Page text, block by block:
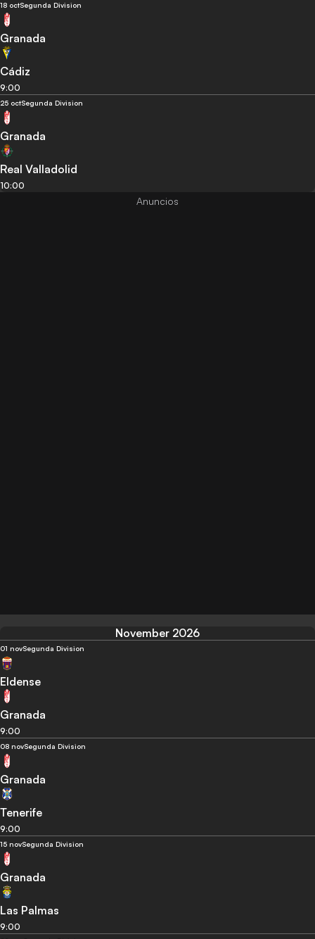
18 octSegunda Division
Granada
Cádiz
9:00
25 octSegunda Division
Granada
Real Valladolid
10:00
November 2026
01 novSegunda Division
Eldense
Granada
9:00
08 novSegunda Division
Granada
Tenerife
9:00
15 novSegunda Division
Granada
Las Palmas
9:00